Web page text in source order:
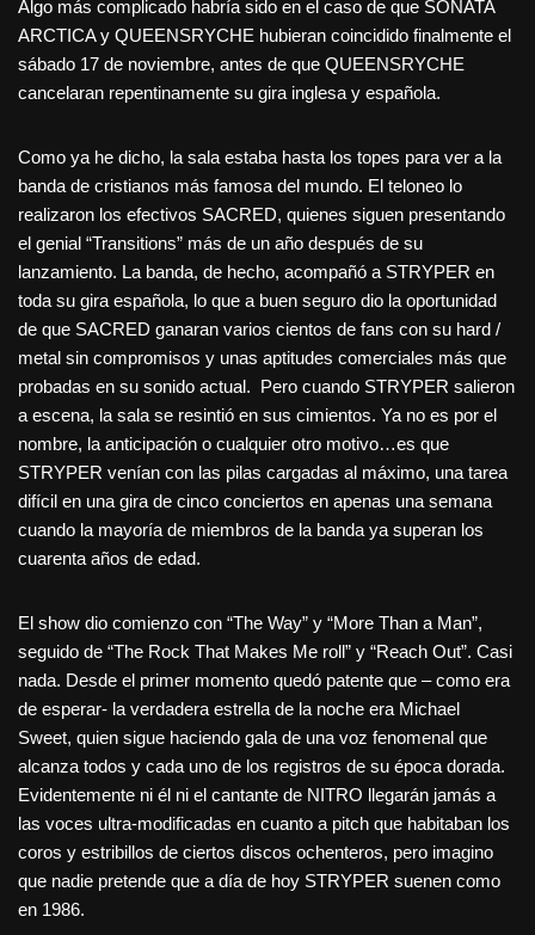
Algo más complicado habría sido en el caso de que SONATA
ARCTICA y QUEENSRYCHE hubieran coincidido finalmente el
sábado 17 de noviembre, antes de que QUEENSRYCHE
cancelaran repentinamente su gira inglesa y española.
Como ya he dicho, la sala estaba hasta los topes para ver a la
banda de cristianos más famosa del mundo. El teloneo lo
realizaron los efectivos SACRED, quienes siguen presentando
el genial “Transitions” más de un año después de su
lanzamiento. La banda, de hecho, acompañó a STRYPER en
toda su gira española, lo que a buen seguro dio la oportunidad
de que SACRED ganaran varios cientos de fans con su hard /
metal sin compromisos y unas aptitudes comerciales más que
probadas en su sonido actual. Pero cuando STRYPER salieron
a escena, la sala se resintió en sus cimientos. Ya no es por el
nombre, la anticipación o cualquier otro motivo…es que
STRYPER venían con las pilas cargadas al máximo, una tarea
difícil en una gira de cinco conciertos en apenas una semana
cuando la mayoría de miembros de la banda ya superan los
cuarenta años de edad.
El show dio comienzo con “The Way” y “More Than a Man”,
seguido de “The Rock That Makes Me roll” y “Reach Out”. Casi
nada. Desde el primer momento quedó patente que – como era
de esperar- la verdadera estrella de la noche era Michael
Sweet, quien sigue haciendo gala de una voz fenomenal que
alcanza todos y cada uno de los registros de su época dorada.
Evidentemente ni él ni el cantante de NITRO llegarán jamás a
las voces ultra-modificadas en cuanto a pitch que habitaban los
coros y estribillos de ciertos discos ochenteros, pero imagino
que nadie pretende que a día de hoy STRYPER suenen como
en 1986.